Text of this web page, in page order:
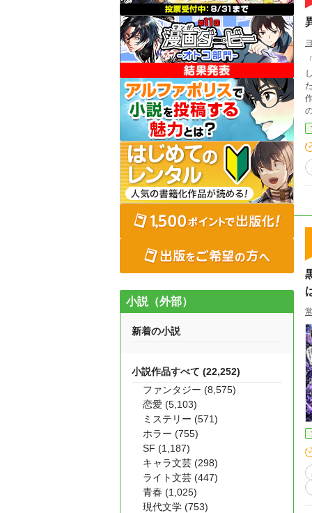
小説（外部）
新着の小説
小説作品すべて (22,252)
ファンタジー (8,575)
恋愛 (5,103)
ミステリー (571)
ホラー (755)
SF (1,187)
キャラ文芸 (298)
ライト文芸 (447)
青春 (1,025)
現代文学 (753)